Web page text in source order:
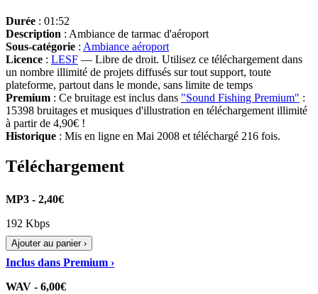
Durée : 01:52
Description : Ambiance de tarmac d'aéroport
Sous-catégorie : Ambiance aéroport
Licence : LESF — Libre de droit. Utilisez ce téléchargement dans
un nombre illimité de projets diffusés sur tout support, toute
plateforme, partout dans le monde, sans limite de temps
Premium : Ce bruitage est inclus dans "Sound Fishing Premium" :
15398 bruitages et musiques d'illustration en téléchargement illimité
à partir de 4,90€ !
Historique : Mis en ligne en Mai 2008 et téléchargé 216 fois.
Téléchargement
MP3 - 2,40€
192 Kbps
Ajouter au panier ›
Inclus dans Premium ›
WAV - 6,00€